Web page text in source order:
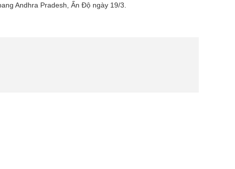
Andhra Pradesh, Ấn Độ ngày 19/3.